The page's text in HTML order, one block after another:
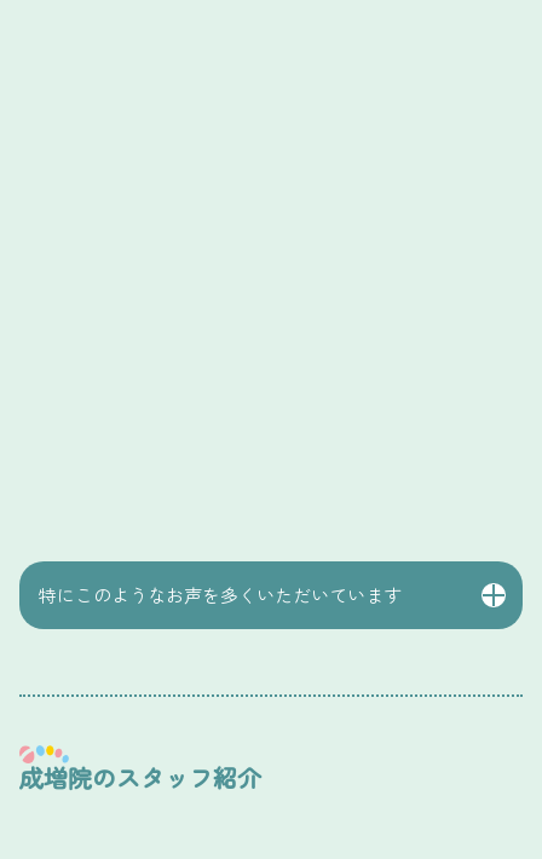
特にこのようなお声を多くいただいています
「魚の目やタコの痛みが気になっていましたが、施術後は歩
かかとのガサつきやひび割れがきれいになった
「かかとのひび割れが気になっていましたが、施術後はなめ
らかになって気にならなくなりました」
成増院のスタッフ紹介